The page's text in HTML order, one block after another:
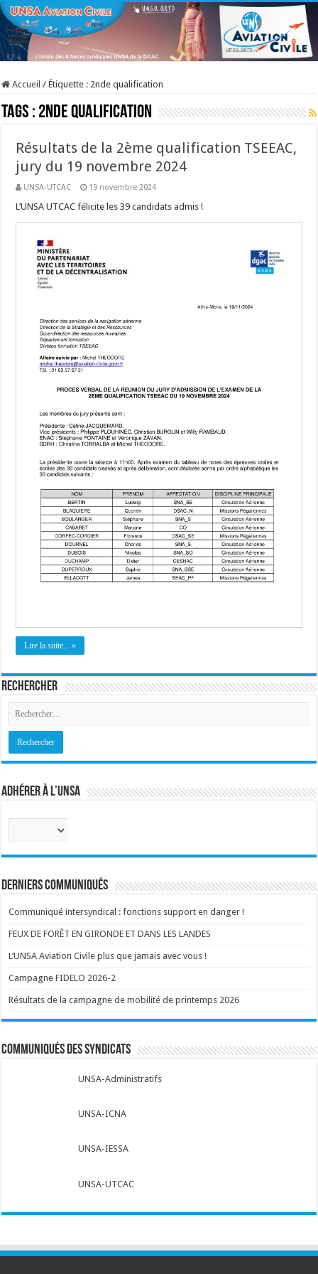
Accueil / Étiquette : 2nde qualification
Tags : 2nde qualification
Résultats de la 2ème qualification TSEEAC,
jury du 19 novembre 2024
UNSA-UTCAC 19 novembre 2024
L’UNSA UTCAC félicite les 39 candidats admis !
Lire la suite... »
Rechercher
Adhérer à l’UNSA
Sélectionnez
corps
:
Derniers communiqués
Communiqué intersyndical : fonctions support en danger !
FEUX DE FORÊT EN GIRONDE ET DANS LES LANDES
L’UNSA Aviation Civile plus que jamais avec vous !
Campagne FIDELO 2026-2
Résultats de la campagne de mobilité de printemps 2026
Communiqués des syndicats
UNSA-Administratifs
UNSA-ICNA
UNSA-IESSA
UNSA-UTCAC